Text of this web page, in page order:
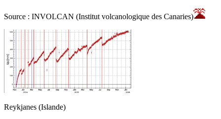
Source : INVOLCAN (Institut volcanologique des Canaries)
Reykjanes (Islande)